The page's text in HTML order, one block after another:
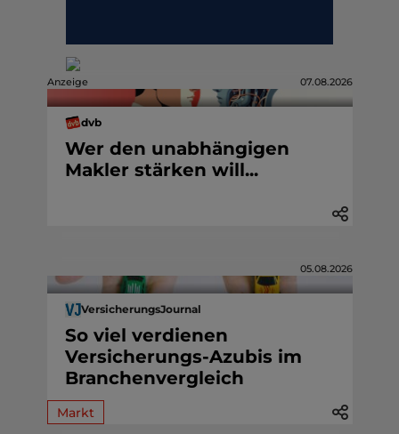
Anzeige 07.08.2026
dvb
Wer den unabhängigen
Makler stärken will...
05.08.2026
VersicherungsJournal
So viel verdienen
Versicherungs-Azubis im
Branchenvergleich
Markt